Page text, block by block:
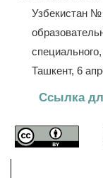
Узбекистан №
Ташкент, 6
Ссылка